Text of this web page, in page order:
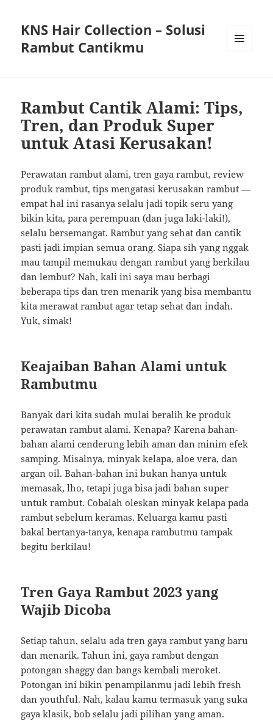
KNS Hair Collection – Solusi
Rambut Cantikmu
Rambut Cantik Alami: Tips,
Tren, dan Produk Super
untuk Atasi Kerusakan!
Perawatan rambut alami, tren gaya rambut, review
produk rambut, tips mengatasi kerusakan rambut —
empat hal ini rasanya selalu jadi topik seru yang
bikin kita, para perempuan (dan juga laki-laki!),
selalu bersemangat. Rambut yang sehat dan cantik
pasti jadi impian semua orang. Siapa sih yang nggak
mau tampil memukau dengan rambut yang berkilau
dan lembut? Nah, kali ini saya mau berbagi
beberapa tips dan tren menarik yang bisa membantu
kita merawat rambut agar tetap sehat dan indah.
Yuk, simak!
Keajaiban Bahan Alami untuk
Rambutmu
Banyak dari kita sudah mulai beralih ke produk
perawatan rambut alami. Kenapa? Karena bahan-
bahan alami cenderung lebih aman dan minim efek
samping. Misalnya, minyak kelapa, aloe vera, dan
argan oil. Bahan-bahan ini bukan hanya untuk
memasak, lho, tetapi juga bisa jadi bahan super
untuk rambut. Cobalah oleskan minyak kelapa pada
rambut sebelum keramas. Keluarga kamu pasti
bakal bertanya-tanya, kenapa rambutmu tampak
begitu berkilau!
Tren Gaya Rambut 2023 yang
Wajib Dicoba
Setiap tahun, selalu ada tren gaya rambut yang baru
dan menarik. Tahun ini, gaya rambut dengan
potongan shaggy dan bangs kembali meroket.
Potongan ini bikin penampilanmu jadi lebih fresh
dan youthful. Nah, kalau kamu termasuk yang suka
gaya klasik, bob selalu jadi pilihan yang aman.